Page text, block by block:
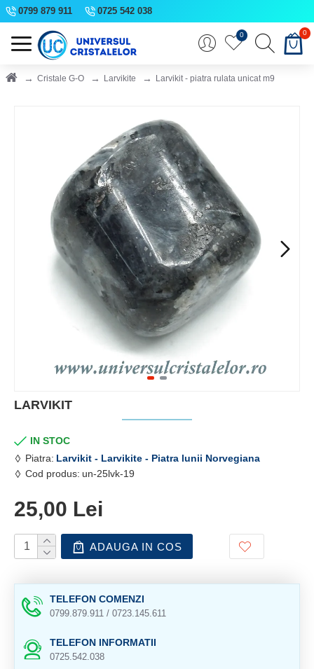
0799 879 911 0725 542 038
0 0
Cristale G-O Larvikite Larvikit - piatra rulata unicat m9
LARVIKIT
IN STOC
Piatra: Larvikit - Larvikite - Piatra lunii Norvegiana
Cod produs: un-25lvk-19
25,00 Lei
ADAUGA IN COS
TELEFON COMENZI
0799.879.911 / 0723.145.611
TELEFON INFORMATII
0725.542.038